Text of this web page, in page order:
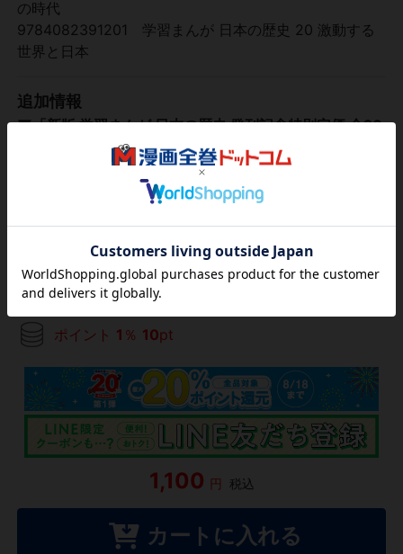
の時代
9784082391201 学習まんが 日本の歴史 20 激動する
世界と日本
追加情報
▼「新版 学習まんが 日本の歴史 発刊記念特別定価 全20
巻セット」はコチラ
ポイント 1 ％ 10pt
1,100 円 税込
カートに入れる